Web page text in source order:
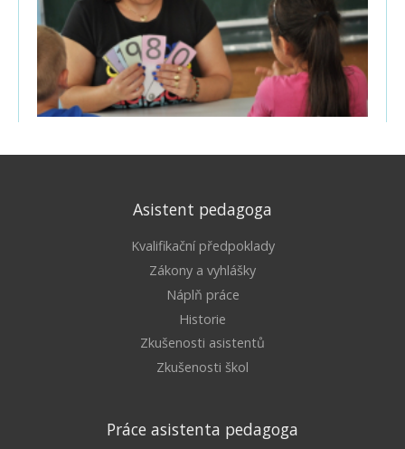
Asistent pedagoga
Kvalifikační předpoklady
Zákony a vyhlášky
Náplň práce
Historie
Zkušenosti asistentů
Zkušenosti škol
Práce asistenta pedagoga